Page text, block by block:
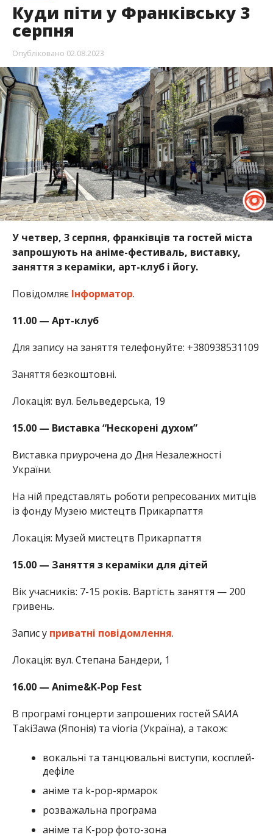
Куди піти у Франківську 3
серпня
Опубліковано 02.08.2023
У четвер, 3 серпня, франківців та гостей міста
запрошують на аніме-фестиваль, виставку,
заняття з кераміки, арт-клуб і йогу.
Повідомляє Інформатор.
11.00 — Арт-клуб
Для запису на заняття телефонуйте: +380938531109
Заняття безкоштовні.
Локація: вул. Бельведерська, 19
15.00 — Виставка “Нескорені духом”
Виставка приурочена до Дня Незалежності
України.
На ній представлять роботи репресованих митців
із фонду Музею мистецтв Прикарпаття
Локація: Музей мистецтв Прикарпаття
15.00 — Заняття з кераміки для дітей
Вік учасників: 7-15 років. Вартість заняття — 200
гривень.
Запис у приватні повідомлення.
Локація: вул. Степана Бандери, 1
16.00 — Anime&K-Pop Fest
В програмі rонцерти запрошених гостей SAИA
Taki3awa (Японія) та vioria (Україна), а також:
вокальні та танцювальні виступи, косплей-
дефіле
аніме та k-pop-ярмарок
розважальна програма
аніме та K-pop фото-зона